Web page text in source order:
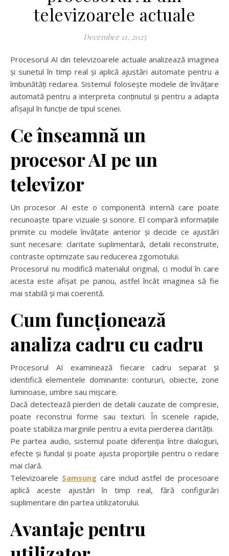
televizoarele actuale
December 11, 2025
Procesorul AI din televizoarele actuale analizează imaginea
și sunetul în timp real și aplică ajustări automate pentru a
îmbunătăți redarea. Sistemul folosește modele de învățare
automată pentru a interpreta conținutul și pentru a adapta
afișajul în funcție de tipul scenei.
Ce înseamnă un
procesor AI pe un
televizor
Un procesor AI este o componentă internă care poate
recunoaște tipare vizuale și sonore. El compară informațiile
primite cu modele învățate anterior și decide ce ajustări
sunt necesare: claritate suplimentară, detalii reconstruite,
contraste optimizate sau reducerea zgomotului.
Procesorul nu modifică materialul original, ci modul în care
acesta este afișat pe panou, astfel încât imaginea să fie
mai stabilă și mai coerentă.
Cum funcționează
analiza cadru cu cadru
Procesorul AI examinează fiecare cadru separat și
identifică elementele dominante: contururi, obiecte, zone
luminoase, umbre sau mișcare.
Dacă detectează pierderi de detalii cauzate de compresie,
poate reconstrui forme sau texturi. În scenele rapide,
poate stabiliza marginile pentru a evita pierderea clarității.
Pe partea audio, sistemul poate diferenția între dialoguri,
efecte și fundal și poate ajusta proporțiile pentru o redare
mai clară.
Televizoarele Samsungcare includ astfel de procesoare
aplică aceste ajustări în timp real, fără configurări
suplimentare din partea utilizatorului.
Avantaje pentru